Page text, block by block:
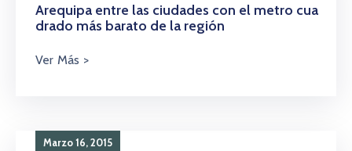
Arequipa entre las ciudades con el metro cua
drado más barato de la región
Marzo 16, 2015